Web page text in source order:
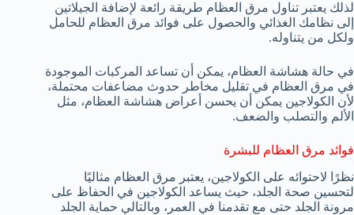
لذلك يعتبر تناول مرق العظام طريقة رائعة لإضافة الجيلاتين
إلى نظامك الغذائي والحصول على فوائد مرق العظام للحامل
ولكل من يتناوله.
في حالة هشاشة العظام، يمكن أن تساعد المركبات الموجودة
في مرق العظام في تقليل مخاطر حدوث مضاعفات محتملة،
لأن الكولاجين يمكن أن يحسن أعراض هشاشة العظام، مثل
الألم والتصلب والضعف.
فوائد مرق العظام للبشرة
نظرًا لاحتوائه على الكولاجين، يعتبر مرق العظام مثاليًا
لتحسين صحة الجلد، حيث يساعد الكولاجين في الحفاظ على
مرونة الجلد حتى مع تقدمنا ​​في العمر، وبالتالي حماية الجلد